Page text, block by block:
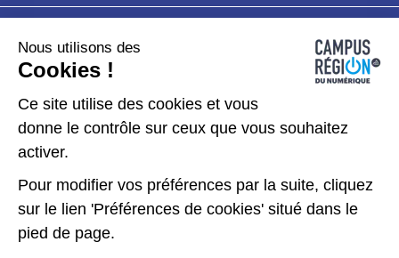
Plan du site
Données personnelles
Gérer les cookies
Kit de communication
Accessibilité : partiellement conforme
Nous utilisons des
Cookies !
Ce site utilise des cookies et vous
donne le contrôle sur ceux que vous souhaitez
activer.
Pour modifier vos préférences par la suite, cliquez
sur le lien 'Préférences de cookies' situé dans le
pied de page.